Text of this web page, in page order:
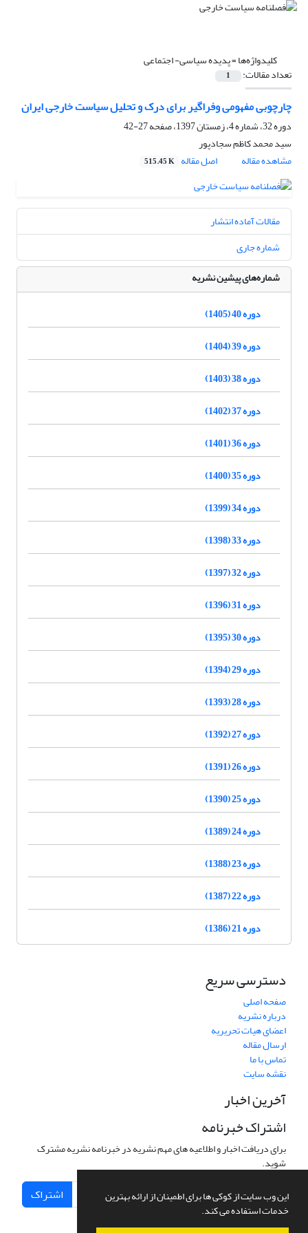
این وب سایت از کوکی ها برای اطمینان از ارائه بهترین
خدمات استفاده می کند.
کلیدواژه‌ها =پدیده سیاسی- اجتماعی
تعداد مقالات: 1
چارچوبی مفهومی وفراگیر برای درک و تحلیل سیاست خارجی ایران
دوره 32، شماره 4، زمستان 1397، صفحه
27-42
سید محمد کاظم سجادپور
مشاهده مقاله
اصل مقاله 515.45 K
مقالات آماده انتشار
شماره جاری
شماره‌های پیشین نشریه
دوره 40 (1405)
دوره 39 (1404)
دوره 38 (1403)
دوره 37 (1402)
دوره 36 (1401)
دوره 35 (1400)
دوره 34 (1399)
دوره 33 (1398)
دوره 32 (1397)
دوره 31 (1396)
دوره 30 (1395)
دوره 29 (1394)
دوره 28 (1393)
دوره 27 (1392)
دوره 26 (1391)
دوره 25 (1390)
دوره 24 (1389)
دوره 23 (1388)
دوره 22 (1387)
دوره 21 (1386)
دسترسی سریع
صفحه اصلی
درباره نشریه
اعضای هیات تحریریه
ارسال مقاله
تماس با ما
نقشه سایت
آخرین اخبار
اشتراک خبرنامه
برای دریافت اخبار و اطلاعیه های مهم نشریه در خبرنامه نشریه مشترک
شوید.
اشتراک